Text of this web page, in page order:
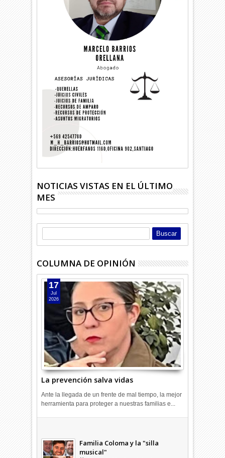
NOTICIAS VISTAS EN EL ÚLTIMO
MES
COLUMNA DE OPINIÓN
La prevención salva vidas
17
Jul
2026
Ante la llegada de un frente de mal tiempo, la mejor
herramienta para proteger a nuestras familias e...
03 Abr 2026 undefined